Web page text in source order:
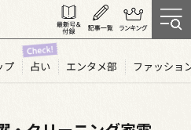
プ 占い エンタメ部 ファッショ